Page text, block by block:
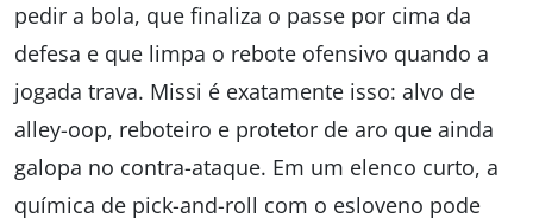
pedir a bola, que finaliza o passe por cima da
defesa e que limpa o rebote ofensivo quando a
jogada trava. Missi é exatamente isso: alvo de
alley-oop, reboteiro e protetor de aro que ainda
galopa no contra-ataque. Em um elenco curto, a
química de pick-and-roll com o esloveno pode